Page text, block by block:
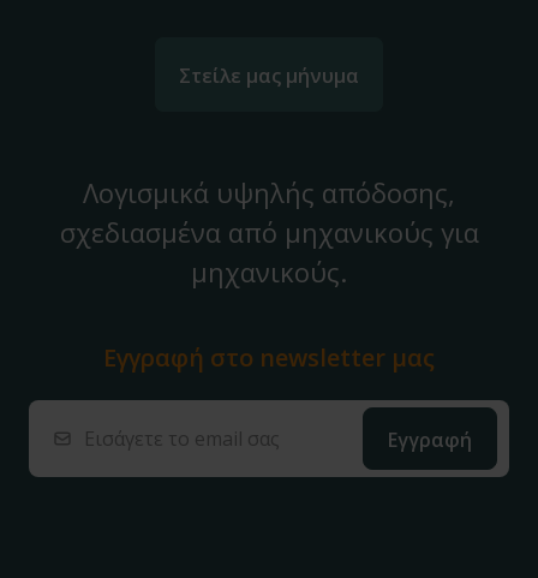
Στείλε μας μήνυμα
Λογισμικά υψηλής απόδοσης,
σχεδιασμένα από μηχανικούς για
μηχανικούς.
Εγγραφή στο newsletter μας